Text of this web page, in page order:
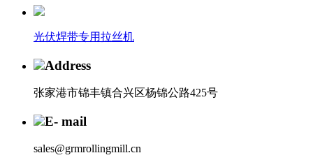
光伏焊带专用拉丝机
Address
张家港市锦丰镇合兴区杨锦公路425号
E- mail
sales@grmrollingmill.cn